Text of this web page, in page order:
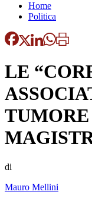
Home
Politica
LE
di
Mauro Mellini